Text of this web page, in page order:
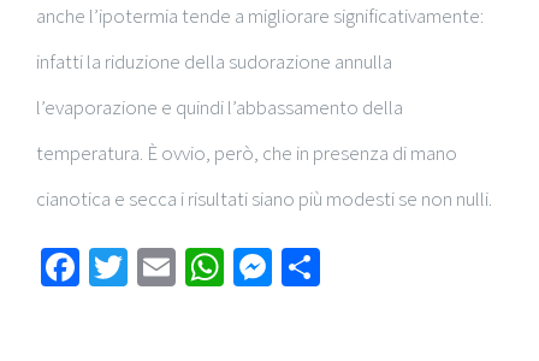
anche l’ipotermia tende a migliorare significativamente:
infatti la riduzione della sudorazione annulla
l’evaporazione e quindi l’abbassamento della
temperatura. È ovvio, però, che in presenza di mano
cianotica e secca i risultati siano più modesti se non nulli.
Facebook
Twitter
EmailWhatsApp
Messenger